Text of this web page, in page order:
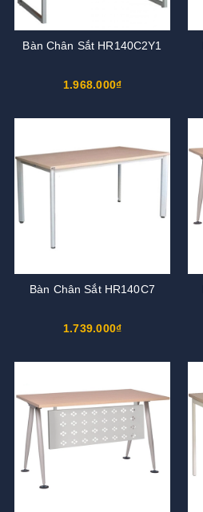
Bàn Chân Sắt HR140C2Y1
1.968.000₫
Bàn Chân Sắt HR140C7
1.739.000₫